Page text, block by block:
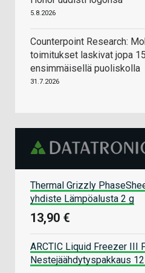
5.8.2026
Counterpoint Research:
toimitukset laskivat jopa
ensimmäisellä puoliskolla
31.7.2026
Thermal Grizzly
yhdiste Lämpöalusta 2 g
13,90 €
ARCTIC Liquid Freezer III
Nestejäähdytyspakkaus